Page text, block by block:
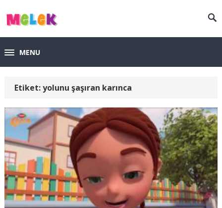
MENU
Etiket:yolunu şaşıran karınca